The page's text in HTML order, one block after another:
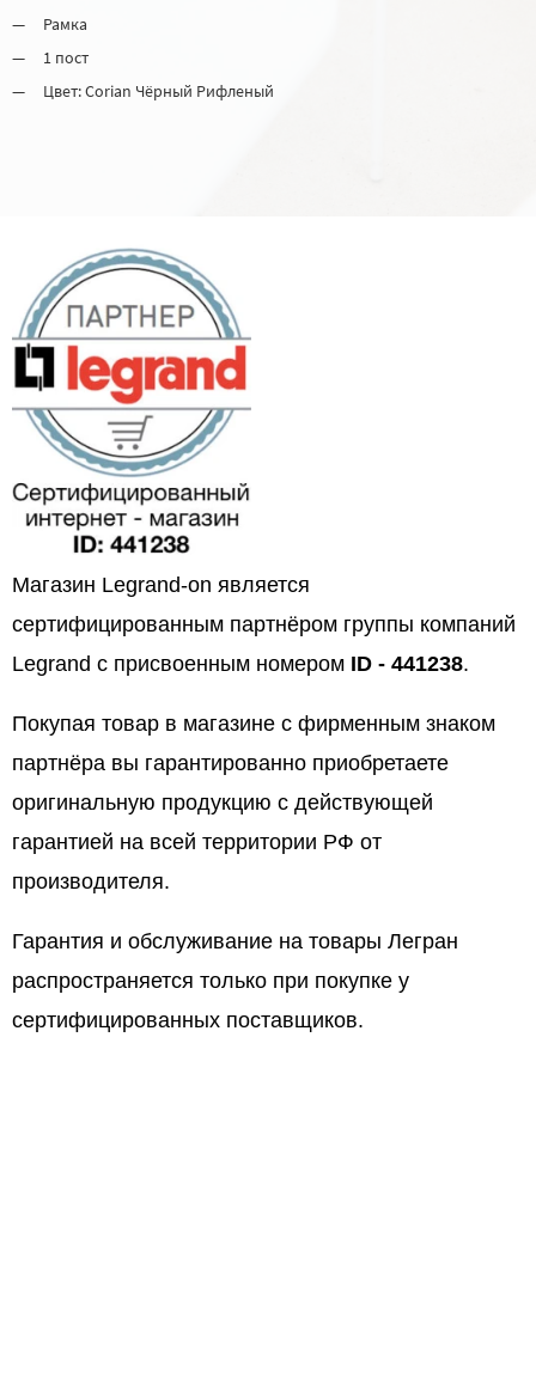
Рамка
1 пост
Цвет: Corian Чёрный Рифленый
Магазин Legrand-on является
сертифицированным партнёром группы компаний
Legrand с присвоенным номером ID - 441238.
Покупая товар в магазине с фирменным знаком
партнёра вы гарантированно приобретаете
оригинальную продукцию с действующей
гарантией на всей территории РФ от
производителя.
Гарантия и обслуживание на товары Легран
распространяется только при покупке у
сертифицированных поставщиков.